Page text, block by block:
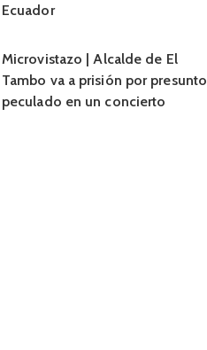
Ecuador
Microvistazo | Alcalde de El
Tambo va a prisión por presunto
peculado en un concierto